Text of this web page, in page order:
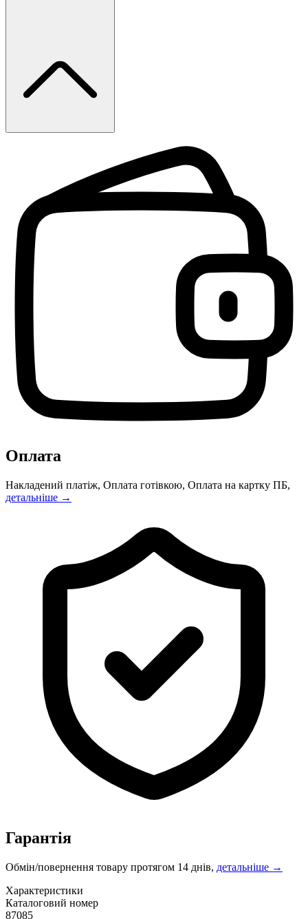
Оплата
Накладений платіж, Оплата готівкою, Оплата на картку ПБ,
детальніше →
Гарантія
Обмін/повернення товару протягом 14 днів, детальніше →
Характеристики
Каталоговий номер
87085